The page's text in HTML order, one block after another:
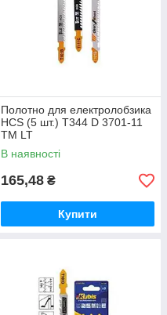
Полотно для електролобзика
HCS (5 шт.) T344 D 3701-11
ТМ LT
В наявності
165,48 ₴
Купити